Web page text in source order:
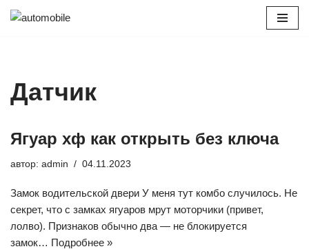
Датчик
Ягуар хф как открыть без ключа
автор: admin 04.11.2023
Замок водительской двери У меня тут комбо случилось. Не
секрет, что с замках ягуаров мрут моторчики (привет,
лолво). Признаков обычно два — не блокируется
замок… Подробнее »